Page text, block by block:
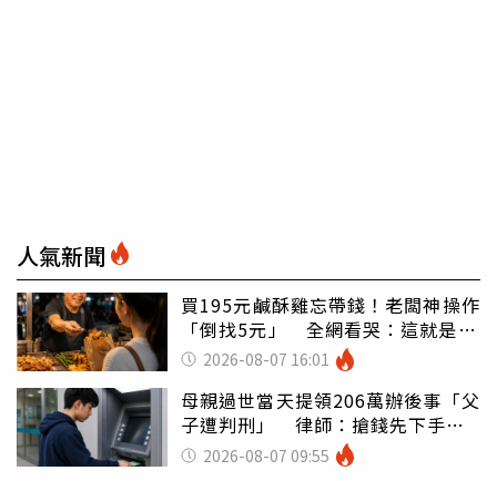
人氣新聞
買195元鹹酥雞忘帶錢！老闆神操作
「倒找5元」 全網看哭：這就是台
灣 2026-08-07 16:01
母親過世當天提領206萬辦後事「父
子遭判刑」 律師：搶錢先下手是
罪 2026-08-07 09:55